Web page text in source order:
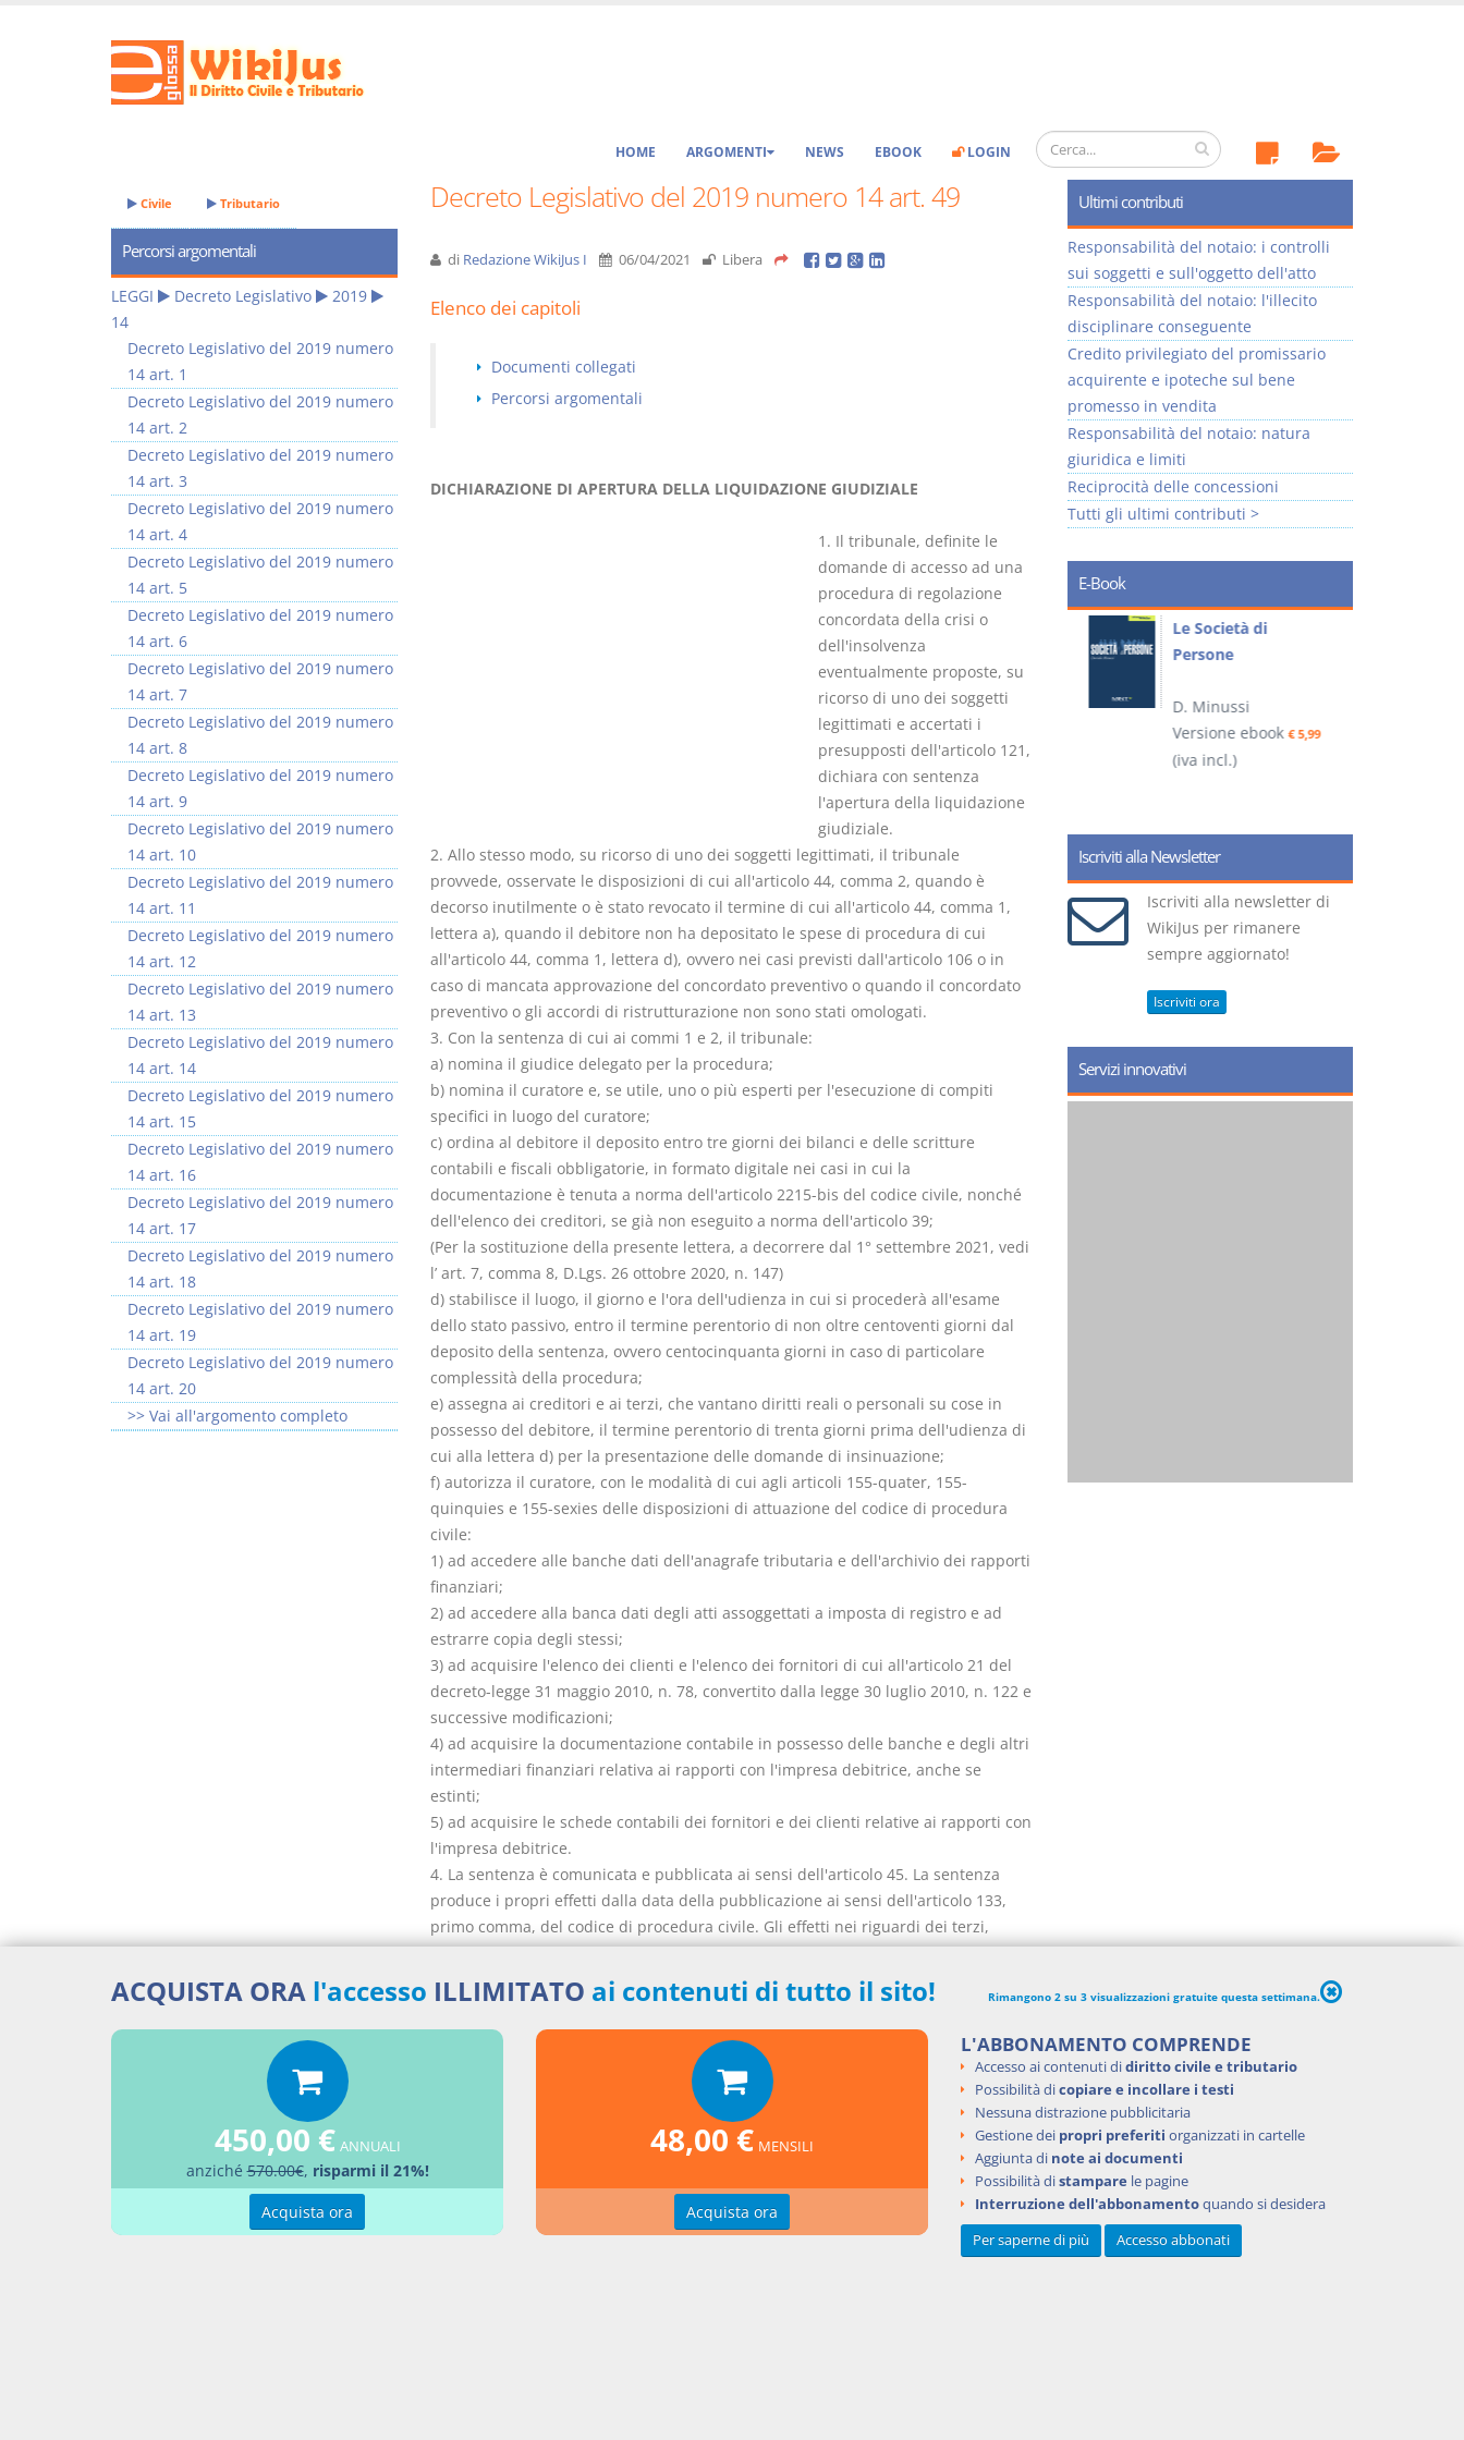
HOME ARGOMENTI NEWS EBOOK LOGIN
Decreto Legislativo del 2019 numero 14 art. 49
di Redazione WikiJus I 06/04/2021 Libera
Elenco dei capitoli
Documenti collegati
Percorsi argomentali
DICHIARAZIONE DI APERTURA DELLA LIQUIDAZIONE GIUDIZIALE
1. Il tribunale, definite le
domande di accesso ad una
procedura di regolazione
concordata della crisi o
dell'insolvenza
eventualmente proposte, su
ricorso di uno dei soggetti
legittimati e accertati i
presupposti dell'articolo 121,
dichiara con sentenza
l'apertura della liquidazione
giudiziale.
2. Allo stesso modo, su ricorso di uno dei soggetti legittimati, il tribunale
provvede, osservate le disposizioni di cui all'articolo 44, comma 2, quando è
decorso inutilmente o è stato revocato il termine di cui all'articolo 44, comma 1,
lettera a), quando il debitore non ha depositato le spese di procedura di cui
all'articolo 44, comma 1, lettera d), ovvero nei casi previsti dall'articolo 106 o in
caso di mancata approvazione del concordato preventivo o quando il concordato
preventivo o gli accordi di ristrutturazione non sono stati omologati.
3. Con la sentenza di cui ai commi 1 e 2, il tribunale:
a) nomina il giudice delegato per la procedura;
b) nomina il curatore e, se utile, uno o più esperti per l'esecuzione di compiti
specifici in luogo del curatore;
c) ordina al debitore il deposito entro tre giorni dei bilanci e delle scritture
contabili e fiscali obbligatorie, in formato digitale nei casi in cui la
documentazione è tenuta a norma dell'articolo 2215-bis del codice civile, nonché
dell'elenco dei creditori, se già non eseguito a norma dell'articolo 39;
(Per la sostituzione della presente lettera, a decorrere dal 1° settembre 2021, vedi
l’ art. 7, comma 8, D.Lgs. 26 ottobre 2020, n. 147)
d) stabilisce il luogo, il giorno e l'ora dell'udienza in cui si procederà all'esame
dello stato passivo, entro il termine perentorio di non oltre centoventi giorni dal
deposito della sentenza, ovvero centocinquanta giorni in caso di particolare
complessità della procedura;
e) assegna ai creditori e ai terzi, che vantano diritti reali o personali su cose in
possesso del debitore, il termine perentorio di trenta giorni prima dell'udienza di
cui alla lettera d) per la presentazione delle domande di insinuazione;
f) autorizza il curatore, con le modalità di cui agli articoli 155-quater, 155-
quinquies e 155-sexies delle disposizioni di attuazione del codice di procedura
civile:
1) ad accedere alle banche dati dell'anagrafe tributaria e dell'archivio dei rapporti
finanziari;
2) ad accedere alla banca dati degli atti assoggettati a imposta di registro e ad
estrarre copia degli stessi;
3) ad acquisire l'elenco dei clienti e l'elenco dei fornitori di cui all'articolo 21 del
decreto-legge 31 maggio 2010, n. 78, convertito dalla legge 30 luglio 2010, n. 122 e
successive modificazioni;
4) ad acquisire la documentazione contabile in possesso delle banche e degli altri
intermediari finanziari relativa ai rapporti con l'impresa debitrice, anche se
estinti;
5) ad acquisire le schede contabili dei fornitori e dei clienti relative ai rapporti con
l'impresa debitrice.
4. La sentenza è comunicata e pubblicata ai sensi dell'articolo 45. La sentenza
produce i propri effetti dalla data della pubblicazione ai sensi dell'articolo 133,
primo comma, del codice di procedura civile. Gli effetti nei riguardi dei terzi,
fermo quanto disposto agli articoli da 163 a 171, si producono dalla data di
iscrizione della sentenza nel registro delle imprese.
5. Non si fa luogo all'apertura della liquidazione giudiziale se l'ammontare dei
debiti scaduti e non pagati risultanti dagli atti dell'istruttoria è complessivamente
inferiore a euro trentamila. Tale importo è periodicamente aggiornato con le
modalità di cui all'articolo 2, comma 1, lettera d).
Documenti collegati
Civile Tributario
Percorsi argomentali
LEGGI Decreto Legislativo
2019
14
Decreto Legislativo del 2019 numero
14 art. 1
Decreto Legislativo del 2019 numero
14 art. 2
Decreto Legislativo del 2019 numero
14 art. 3
Decreto Legislativo del 2019 numero
14 art. 4
Decreto Legislativo del 2019 numero
14 art. 5
Decreto Legislativo del 2019 numero
14 art. 6
Decreto Legislativo del 2019 numero
14 art. 7
Decreto Legislativo del 2019 numero
14 art. 8
Decreto Legislativo del 2019 numero
14 art. 9
Decreto Legislativo del 2019 numero
14 art. 10
Decreto Legislativo del 2019 numero
14 art. 11
Decreto Legislativo del 2019 numero
14 art. 12
Decreto Legislativo del 2019 numero
14 art. 13
Decreto Legislativo del 2019 numero
14 art. 14
Decreto Legislativo del 2019 numero
14 art. 15
Decreto Legislativo del 2019 numero
14 art. 16
Decreto Legislativo del 2019 numero
14 art. 17
Decreto Legislativo del 2019 numero
14 art. 18
Decreto Legislativo del 2019 numero
14 art. 19
Decreto Legislativo del 2019 numero
14 art. 20
>> Vai all'argomento completo
Ultimi contributi
Responsabilità del notaio: i controlli
sui soggetti e sull'oggetto dell'atto
Responsabilità del notaio: l'illecito
disciplinare conseguente
Credito privilegiato del promissario
acquirente e ipoteche sul bene
promesso in vendita
Responsabilità del notaio: natura
giuridica e limiti
Reciprocità delle concessioni
Tutti gli ultimi contributi >
E-Book
Prescrizione e
Versione ebook€ 4,19
Rapporto e
relazione giuridica
D. Minussi
Versione ebook
(iva incl.)
Il Condominio
La riforma di cui alla legge
220/2012
S. D'Andrea – D.
Minussi
Versione ebook
€ 6,99
(iva incl.)
Le Società di
Persone
D. Minussi
Versione ebook € 5,99
(iva incl.)
Iscriviti alla Newsletter
Iscriviti alla newsletter di
WikiJus per rimanere
sempre aggiornato!
Iscriviti ora
Servizi innovativi
ACQUISTA ORA l'accesso ILLIMITATO ai contenuti di tutto il sito! Rimangono 2 su 3 visualizzazioni gratuite questa settimana.
450,00 € ANNUALI
anziché570.00€, risparmi il 21%!
Acquista ora
48,00 € MENSILI
Acquista ora
L'ABBONAMENTO COMPRENDE
Accesso ai contenuti didiritto civile e tributario
Possibilità dicopiare e incollare i testi
Nessuna distrazione pubblicitaria
Gestione dei propri preferiti organizzati in cartelle
Aggiunta di note ai documenti
Possibilità distampare le pagine
Interruzione dell'abbonamentoquando si desidera
Per saperne di più
Accesso abbonati